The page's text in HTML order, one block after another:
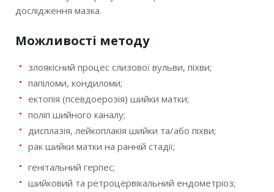
дослідження мазка.
Можливості методу
злоякісний процес слизової вульви, піхви;
папіломи, кондиломи;
ектопія (псевдоерозія) шийки матки;
поліп шийного каналу;
дисплазія, лейкоплакія шийки та/або піхви;
рак шийки матки на ранній стадії;
генітальний герпес;
шийковий та ретроцервікальний ендометріоз;